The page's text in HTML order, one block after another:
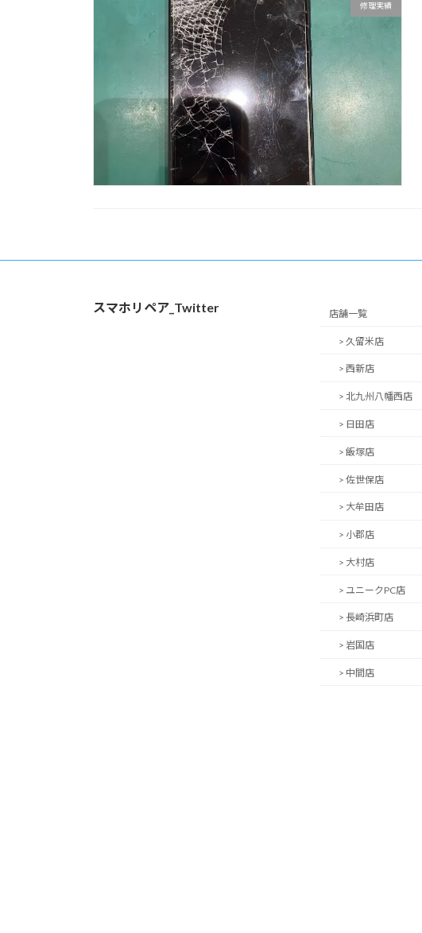
修理実績
スマホリペア_Twitter 店舗一覧
> 久留米店
> 西新店
> 北九州八幡西店
> 日田店
> 飯塚店
> 佐世保店
> 大牟田店
> 小郡店
> 大村店
> ユニークPC店
> 長崎浜町店
> 岩国店
> 中間店